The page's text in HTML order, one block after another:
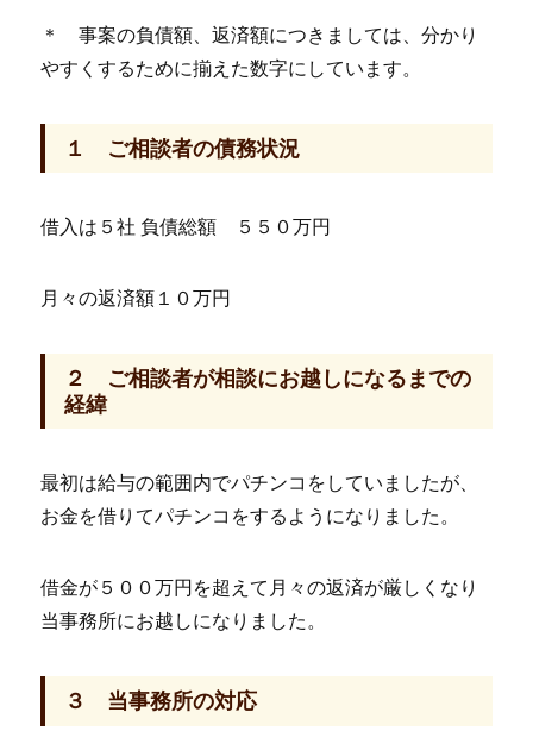
＊ 事案の負債額、返済額につきましては、分かり
やすくするために揃えた数字にしています。
１ ご相談者の債務状況
借入は５社 負債総額 ５５０万円
月々の返済額１０万円
２ ご相談者が相談にお越しになるまでの
経緯
最初は給与の範囲内でパチンコをしていましたが、
お金を借りてパチンコをするようになりました。
借金が５００万円を超えて月々の返済が厳しくなり
当事務所にお越しになりました。
３ 当事務所の対応